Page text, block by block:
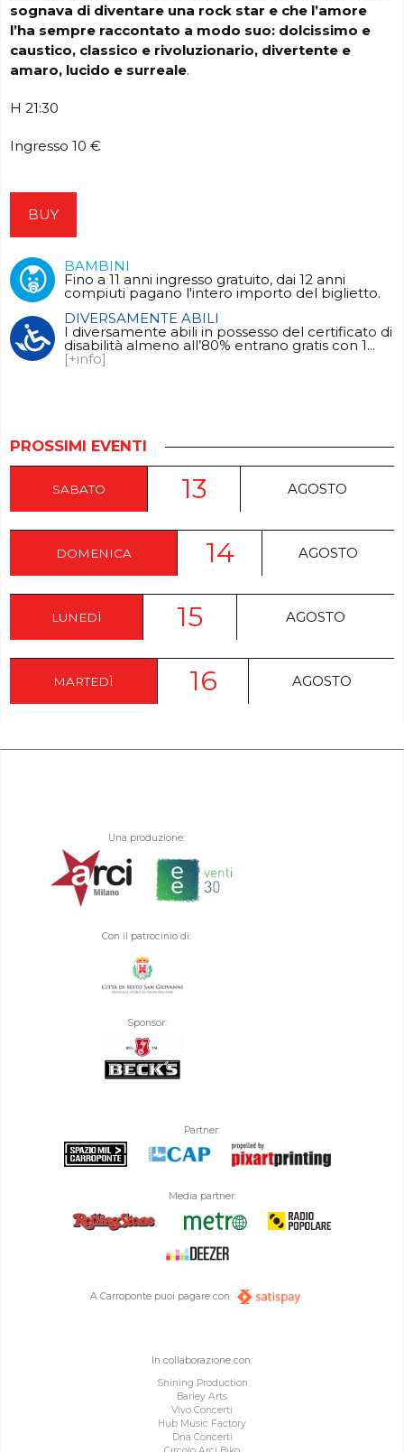
sognava di diventare una rock star e che l’amore
l’ha sempre raccontato a modo suo: dolcissimo e
caustico, classico e rivoluzionario, divertente e
amaro, lucido e surreale.
H 21:30
Ingresso 10 €
BUY
BAMBINI
Fino a 11 anni ingresso gratuito, dai 12 anni
compiuti pagano l'intero importo del biglietto.
DIVERSAMENTE ABILI
I diversamente abili in possesso del certificato di
disabilità almeno all’80% entrano gratis con 1...
[+info]
PROSSIMI EVENTI
SABATO 13 AGOSTO
DOMENICA 14 AGOSTO
LUNEDÌ 15 AGOSTO
MARTEDÌ 16 AGOSTO
Una produzione:
Con il patrocinio di:
Sponsor:
Partner:
Media partner:
A Carroponte puoi pagare con
In collaborazione con:
Shining Production
Barley Arts
Vivo Concerti
Hub Music Factory
Dna Concerti